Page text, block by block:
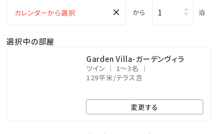
当館では環境に配慮したSDGｓ実践の一環として、ECO
清掃を行っております。ご連泊のお客様の通常清掃は3
泊目毎とさせていただきます。タオル類の交換・ゴミの
回収につきましては毎日行わせていただきます。
━━━・・‥……‥・・‥…………‥・・‥………‥
× から 泊
選択中の部屋
Garden Villa-ガーデンヴィラ
ツイン
1～3名
129平米/テラス含
変更する